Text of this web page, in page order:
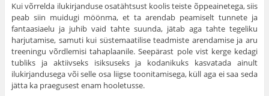
Kui võrrelda ilukirjanduse osatähtsust koolis teiste õppeainetega, siis
peab siin muidugi möönma, et ta arendab peamiselt tunnete ja
fantaasiaelu ja juhib vaid tahte suunda, jätab aga tahte tegeliku
harjutamise, samuti kui süstemaatilise teadmiste arendamise ja aru
tree­ningu võrdlemisi tahaplaanile. Seepärast pole vist kerge kedagi
tub­liks ja aktiivseks isiksuseks ja kodanikuks kasvatada ainult
ilukirjan­dusega või selle osa liigse toonitamisega, küll aga ei saa seda
jätta ka praegusest enam hooletusse.